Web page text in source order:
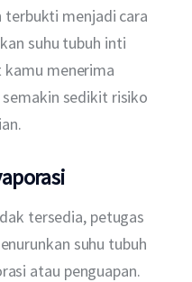
terbukti menjadi cara
suhu tubuh inti
kamu menerima
sedikit risiko
tersedia, petugas
suhu tubuh
atau penguapan.